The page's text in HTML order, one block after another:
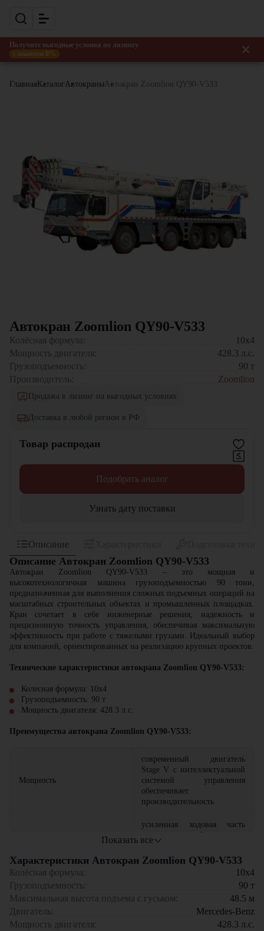
Получите выгодные условия по лизингу
с авансом 0%
Главная КаталогАвтокраныАвтокран Zoomlion QY90-V533
Автокран Zoomlion QY90-V533
Колёсная формула:
10x4
Мощность двигателя:
428.3 л.с.
Грузоподъемность:
90 т
Производитель:
Zoomlion
Продажа в лизинг на выгодных условиях
Доставка в любой регион в РФ
Товар распродан
Подобрать аналог
Узнать дату поставки
Описание
Описание Автокран Zoomlion QY90-V533
Автокран Zoomlion QY90-V533 – это мощная и
высокотехнологичная машина грузоподъемностью 90 тонн,
предназначенная для выполнения сложных подъемных операций на
масштабных строительных объектах и промышленных площадках.
Кран сочетает в себе инженерные решения, надежность и
прецизионную точность управления, обеспечивая максимальную
эффективность при работе с тяжелыми грузами. Идеальный выбор
для компаний, ориентированных на реализацию крупных проектов.
Технические характеристики автокрана Zoomlion QY90-V533:
Колесная формула: 10x4
Грузоподъемность: 90 т
Мощность двигателя: 428.3 л.с.
Преимущества автокрана Zoomlion QY90-V533:
Мощность
современный двигатель
Stage V с интеллектуальной
системой управления
обеспечивает
производительность
усиленная ходовая часть
гарантируют безопасность
при работе с
максимальными нагрузками
Точность
управления обеспечивает
плавность хода и
прецизионный контроль
крупное промышленное строительство
монтаж тяжелого оборудования
энергетическое машиностроение
мостостроение
работы в портовых терминалах
нефтегазовой отрасли.
Показать все
Характеристики Автокран Zoomlion QY90-V533
Колёсная формула:
10x4
Грузоподъемность:
90 т
Максимальная высота подъема с гуськом:
48.5 м
Двигатель:
Mercedes-Benz
Мощность двигателя:
428.3 л.с.